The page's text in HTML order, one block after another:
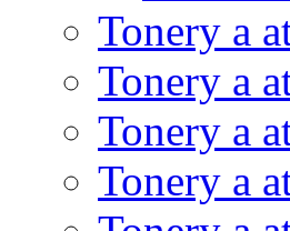
Tonery a
Tonery a
Tonery a
Tonery a